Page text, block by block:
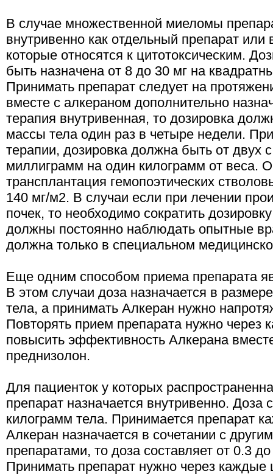
В случае множественной миеломы
внутривенно как отдельный препарат или
которые относятся к цитотоксическим.
быть назначена от 8 до 30 мг на
Принимать препарат следует на
вместе с алкераном дополнительно
терапия внутривенная, то дозировка
массы тела один раз в четыре недели.
терапии, дозировка должна быть от двух
миллиграмм на один килограмм от веса.
трансплантация гемопоэтических
140 мг/м2. В случаи если при лечении
почек, то необходимо сократить
должны постоянно наблюдать опытные
должна только в специальном
Еще одним способом приема препарата
В этом случаи доза назначается в
тела, а принимать Алкеран нужно
Повторять прием препарата нужно
повысить эффективность Алкерана
преднизолон.
Для пациенток у которых
препарат назначается внутривенно. Доза
килограмм тела. Принимается препарат
Алкеран назначается в сочетании с
препаратами, то доза составляет от 0.3
Принимать препарат нужно через